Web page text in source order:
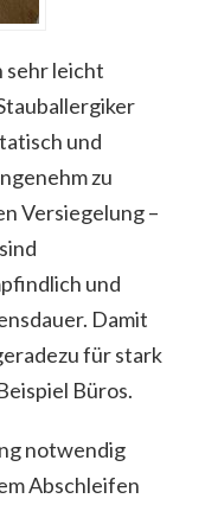
sehr leicht
und
zu
Versiegelung –
und
Damit
für stark
Büros.
notwendig
Abschleifen